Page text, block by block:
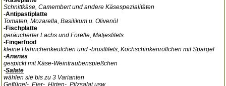
Schnittkäse, Camembert und andere Käsespezialitäten
-Antipastiplatte
Tomaten, Mozarella, Basilikum u. Olivenöl
-Fischplatte
geräucherter Lachs und Forelle, Matjesfilets
-Fingerfood
kleine Hähnchenkeulchen und -brustfilets, Kochschinkenröllchen mit Spargel
-Ananas
gespickt mit Käse-Weintraubenspießchen
-Salate
wählen sie bis zu 3 Varianten
Geflügel-, Eier-, Hirten-, Pilzsalat usw.